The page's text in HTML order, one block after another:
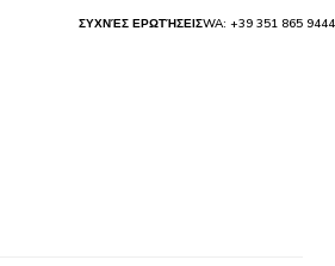
ΣΥΧΝΈΣ ΕΡΩΤΉΣΕΙΣWA: +39 351 865 9444